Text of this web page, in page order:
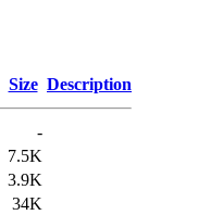
Size Description
-
7.5K
3.9K
34K